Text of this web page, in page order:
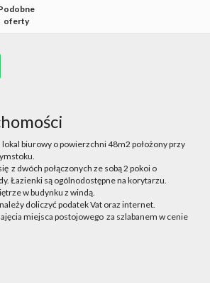
oferty
biurowy o powierzchni 48m2 położony przy
z dwóch połączonych ze sobą 2 pokoi o
Łazienki są ogólnodostępne na korytarzu.
w budynku z windą.
doliczyć podatek Vat oraz internet.
miejsca postojowego za szlabanem w cenie